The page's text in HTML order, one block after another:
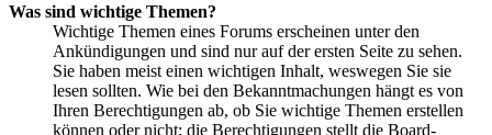
Was sind wichtige Themen?
Wichtige Themen eines Forums erscheinen unter den
Ankündigungen und sind nur auf der ersten Seite zu sehen.
Sie haben meist einen wichtigen Inhalt, weswegen Sie sie
lesen sollten. Wie bei den Bekanntmachungen hängt es von
Ihren Berechtigungen ab, ob Sie wichtige Themen erstellen
können oder nicht; die Berechtigungen stellt die Board-